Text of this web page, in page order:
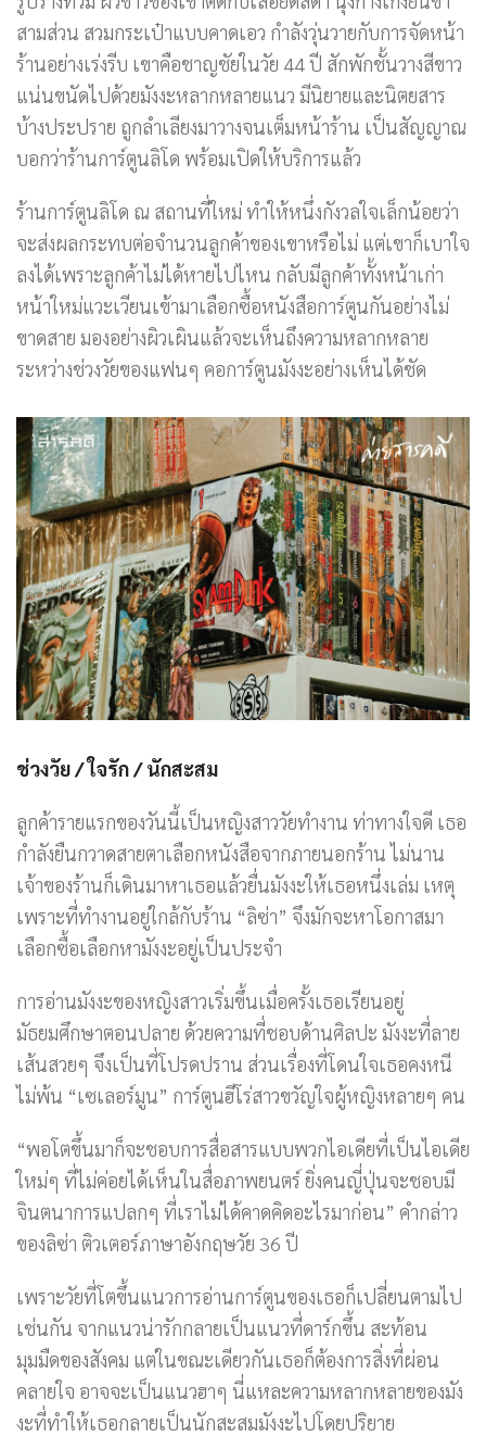
สามส่วน สวมกระเป๋าแบบคาดเอว กำลังวุ่นวายกับการจัดหน้า
ร้านอย่างเร่งรีบ เขาคือชาญชัยในวัย 44 ปี สักพักชั้นวางสีขาว
แน่นขนัดไปด้วยมังงะหลากหลายแนว มีนิยายและนิตยสาร
บ้างประปราย ถูกลำเลียงมาวางจนเต็มหน้าร้าน เป็นสัญญาณ
บอกว่าร้านการ์ตูนลิโด พร้อมเปิดให้บริการแล้ว
ร้านการ์ตูนลิโด ณ สถานที่ใหม่ ทำให้หนึ่งกังวลใจเล็กน้อยว่า
จะส่งผลกระทบต่อจำนวนลูกค้าของเขาหรือไม่ แต่เขาก็เบาใจ
ลงได้เพราะลูกค้าไม่ได้หายไปไหน กลับมีลูกค้าทั้งหน้าเก่า
หน้าใหม่แวะเวียนเข้ามาเลือกซื้อหนังสือการ์ตูนกันอย่างไม่
ขาดสาย มองอย่างผิวเผินแล้วจะเห็นถึงความหลากหลาย
ระหว่างช่วงวัยของแฟนๆ คอการ์ตูนมังงะอย่างเห็นได้ชัด
ช่วงวัย/ใจรัก/นักสะสม
ลูกค้ารายแรกของวันนี้เป็นหญิงสาววัยทำงาน ท่าทางใจดี เธอ
กำลังยืนกวาดสายตาเลือกหนังสือจากภายนอกร้าน ไม่นาน
เจ้าของร้านก็เดินมาหาเธอแล้วยื่นมังงะให้เธอหนึ่งเล่ม เหตุ
เพราะที่ทำงานอยู่ใกล้กับร้าน “ลิซ่า” จึงมักจะหาโอกาสมา
เลือกซื้อเลือกหามังงะอยู่เป็นประจำ
การอ่านมังงะของหญิงสาวเริ่มขึ้นเมื่อครั้งเธอเรียนอยู่
มัธยมศึกษาตอนปลาย ด้วยความที่ชอบด้านศิลปะ มังงะที่ลาย
เส้นสวยๆ จึงเป็นที่โปรดปราน ส่วนเรื่องที่โดนใจเธอคงหนี
ไม่พ้น “เซเลอร์มูน” การ์ตูนฮีโร่สาวขวัญใจผู้หญิงหลายๆ คน
“พอโตขึ้นมาก็จะชอบการสื่อสารแบบพวกไอเดียที่เป็นไอเดีย
ใหม่ๆ ที่ไม่ค่อยได้เห็นในสื่อภาพยนตร์ ยิ่งคนญี่ปุ่นจะชอบมี
จินตนาการแปลกๆ ที่เราไม่ได้คาดคิดอะไรมาก่อน” คำกล่าว
ของลิซ่า ติวเตอร์ภาษาอังกฤษวัย 36 ปี
เพราะวัยที่โตขึ้นแนวการอ่านการ์ตูนของเธอก็เปลี่ยนตามไป
เช่นกัน จากแนวน่ารักกลายเป็นแนวที่ดาร์กขึ้น สะท้อน
มุมมืดของสังคม แต่ในขณะเดียวกันเธอก็ต้องการสิ่งที่ผ่อน
คลายใจ อาจจะเป็นแนวฮาๆ นี่แหละความหลากหลายของมัง
งะที่ทำให้เธอกลายเป็นนักสะสมมังงะไปโดยปริยาย